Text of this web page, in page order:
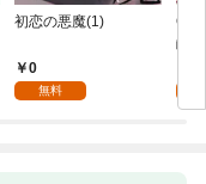
初恋の悪魔(1)
0
無料
齢